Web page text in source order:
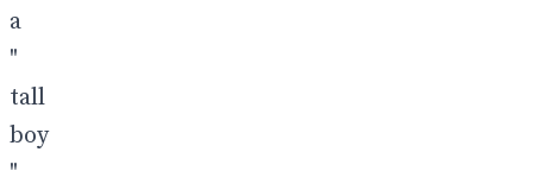
a
"
tall
boy
"